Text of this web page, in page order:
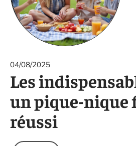
04/08/2025
Les
un pique-
réussi